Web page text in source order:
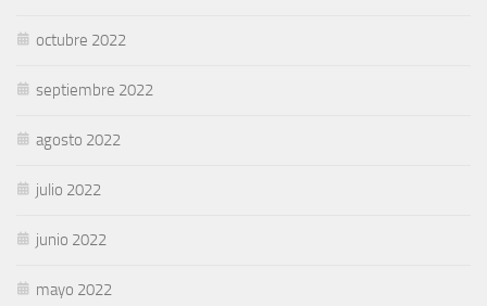
octubre 2022
septiembre 2022
agosto 2022
julio 2022
junio 2022
mayo 2022